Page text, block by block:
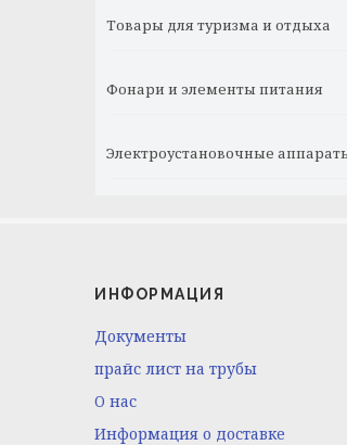
Товары для туризма и отдыха
Фонари и элементы питания
Электроустановочные
ИНФОРМАЦИЯ
Документы
прайс лист на трубы
O нас
Информация о доставке